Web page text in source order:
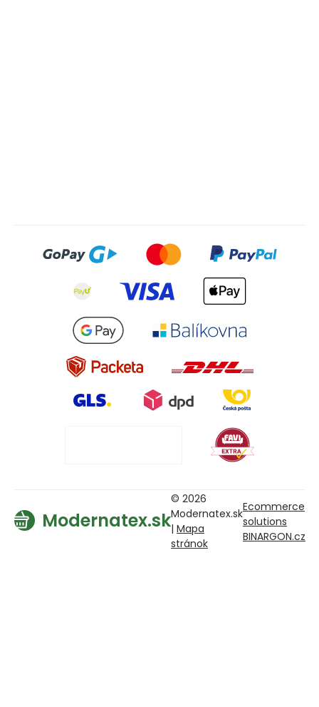
Modernatex.sk
© 2026
Modernatex.sk
| Mapa
stránok
Ecommerce
solutions
BINARGON.cz